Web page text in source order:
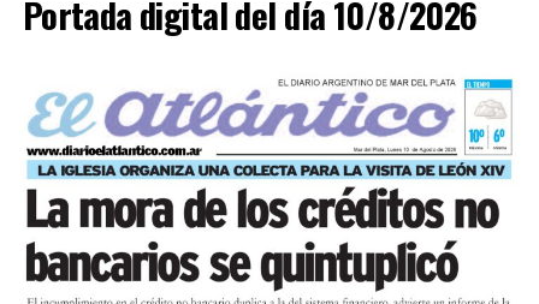
Portada digital del día 10/8/2026